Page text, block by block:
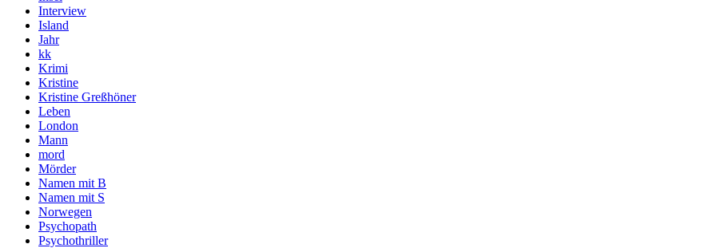
Interview
Island
Jahr
kk
Krimi
Kristine
Kristine Greßhöner
Leben
London
Mann
mord
Mörder
Namen mit B
Namen mit S
Norwegen
Psychopath
Psychothriller